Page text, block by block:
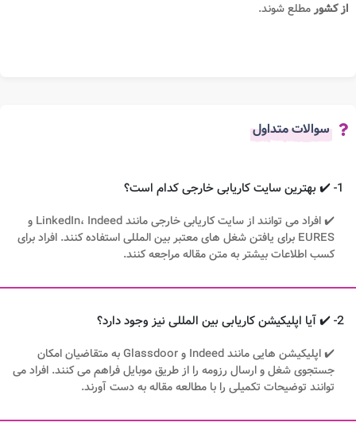
از کشورمطلع شوند.
سوالات متداول
1- ✔️ بهترین سایت کاریابی خارجی کدام است؟
✔️ افراد می توانند از سایت کاریابی خارجی مانند LinkedIn، Indeed و
EURES برای یافتن شغل های معتبر بین المللی استفاده کنند. افراد برای
کسب اطلاعات بیشتر به متن مقاله مراجعه کنند.
2- ✔️ آیا اپلیکیشن کاریابی بین المللی نیز وجود دارد؟
✔️ اپلیکیشن هایی مانند Indeed و Glassdoor به متقاضیان امکان
جستجوی شغل و ارسال رزومه را از طریق موبایل فراهم می کنند. افراد می
توانند توضیحات تکمیلی را با مطالعه مقاله به دست آورند.